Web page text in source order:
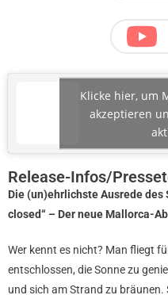
Klicke hier, um
akzeptieren
Release-Infos/
Die (un)ehrlichste Ausrede des
closed“ – Der neue Mallorca-
Wer kennt es nicht? Man fliegt
entschlossen, die Sonne zu
und sich am Strand zu